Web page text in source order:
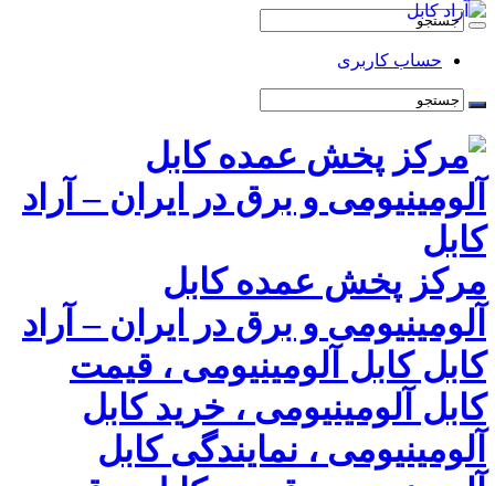
حساب کاربری
مرکز پخش عمده کابل
آلومینیومی و برق در ایران – آراد
کابل کابل آلومینیومی ، قیمت
کابل آلومینیومی ، خرید کابل
آلومینیومی ، نمایندگی کابل